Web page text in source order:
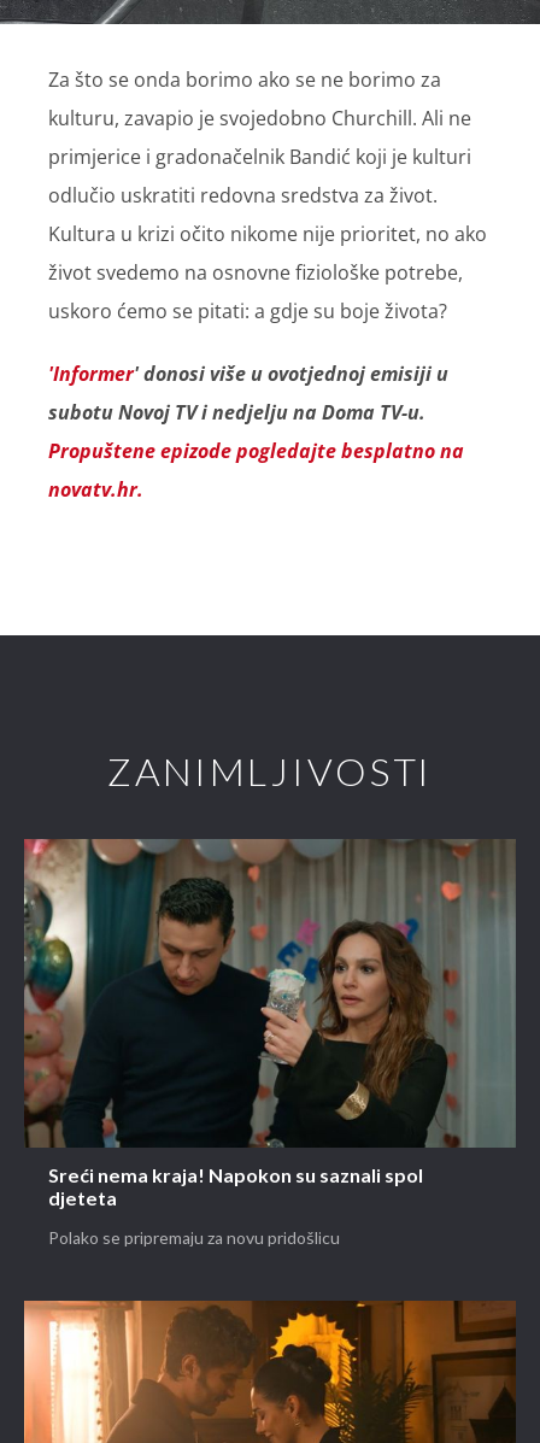
Za što se onda borimo ako se ne borimo za
kulturu, zavapio je svojedobno Churchill. Ali ne
primjerice i gradonačelnik Bandić koji je kulturi
odlučio uskratiti redovna sredstva za život.
Kultura u krizi očito nikome nije prioritet, no ako
život svedemo na osnovne fiziološke potrebe,
uskoro ćemo se pitati: a gdje su boje života?
'Informer' donosi više u ovotjednoj emisiji u
subotu Novoj TV i nedjelju na Doma TV-u.
Propuštene epizode pogledajte besplatno na
novatv.hr.
ZANIMLJIVOSTI
Sreći nema kraja! Napokon su saznali spol
djeteta
Polako se pripremaju za novu pridošlicu